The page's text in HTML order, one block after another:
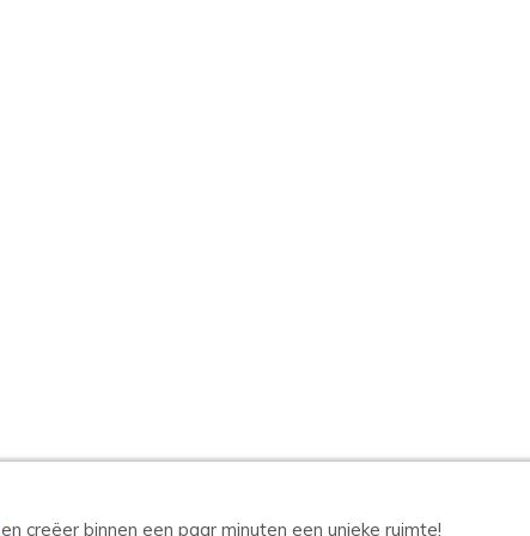
en creëer binnen een paar minuten een unieke ruimte!